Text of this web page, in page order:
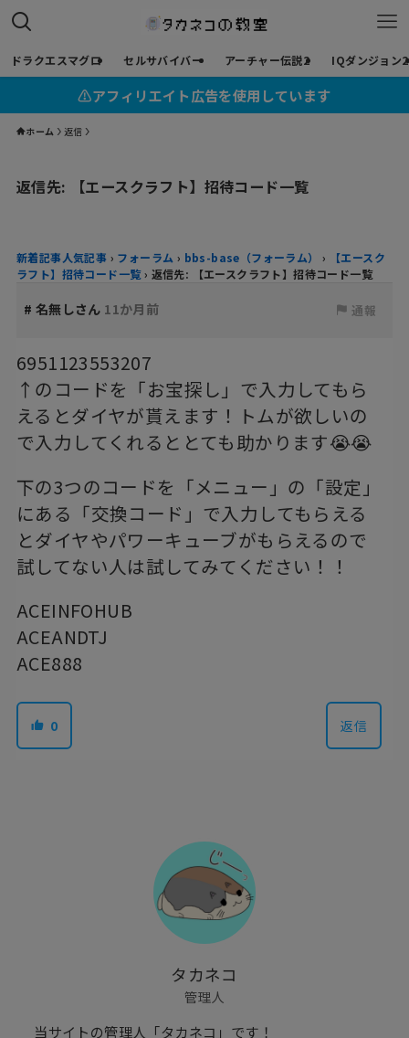
ドラクエスマグロ セルサバイバー アーチャー伝説2 IQダンジョン2
⚠︎アフィリエイト広告を使用しています
ホーム 返信
返信先: 【エースクラフト】招待コード一覧
新着記事人気記事 › フォーラム › bbs-base（フォーラム） ›
【エースク
ラフト】招待コード一覧 › 返信先: 【エースクラフト】招待コード一覧
# 名無しさん 11か月前 通報
6951123553207
↑のコードを「お宝探し」で入力してもら
えるとダイヤが貰えます！トムが欲しいの
で入力してくれるととても助かります😭😭
下の3つのコードを「メニュー」の「設定」
にある「交換コード」で入力してもらえる
とダイヤやパワーキューブがもらえるので
試してない人は試してみてください！！
ACEINFOHUB
ACEANDTJ
ACE888
0 返信
タカネコ
管理人
当サイトの管理人「タカネコ」です！